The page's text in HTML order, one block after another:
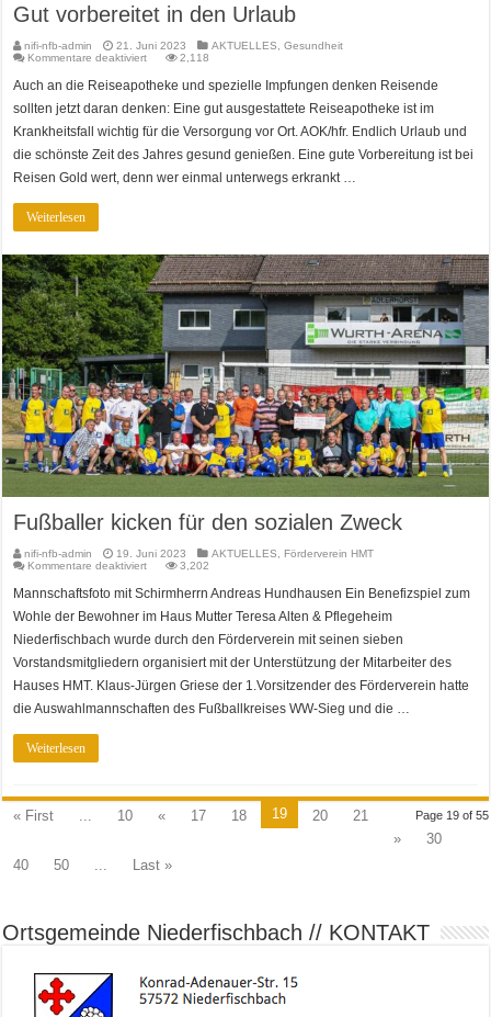
Gut vorbereitet in den Urlaub
nifi-nfb-admin 21. Juni 2023 AKTUELLES ,Gesundheit
Kommentare deaktiviertfür
vorbereitet
in
den
Urlaub
2,118
Auch an die Reiseapotheke und spezielle Impfungen denken Reisende
sollten jetzt daran denken: Eine gut ausgestattete Reiseapotheke ist im
Krankheitsfall wichtig für die Versorgung vor Ort. AOK/hfr. Endlich Urlaub und
die schönste Zeit des Jahres gesund genießen. Eine gute Vorbereitung ist bei
Reisen Gold wert, denn wer einmal unterwegs erkrankt …
Weiterlesen
Fußballer kicken für den sozialen Zweck
nifi-nfb-admin 19. Juni 2023 AKTUELLES, Förderverein HMT
Kommentare deaktiviertfür
kicken
für
den
Zweck
3,202
Mannschaftsfoto mit Schirmherrn Andreas Hundhausen Ein Benefizspiel zum
Wohle der Bewohner im Haus Mutter Teresa Alten & Pflegeheim
Niederfischbach wurde durch den Förderverein mit seinen sieben
Vorstandsmitgliedern organisiert mit der Unterstützung der Mitarbeiter des
Hauses HMT. Klaus-Jürgen Griese der 1.Vorsitzender des Förderverein hatte
die Auswahlmannschaften des Fußballkreises WW-Sieg und die …
Weiterlesen
Page 19 of 55
« First ... 10 « 17 18 19 20
21
»
30
40
50 ... Last »
Ortsgemeinde Niederfischbach // KONTAKT